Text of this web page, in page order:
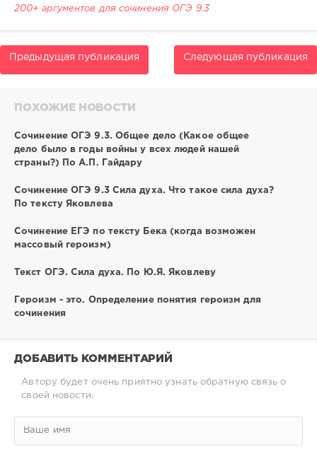
200+ аргументов для сочинения ОГЭ 9.3
Предыдущая публикация Следующая публикация
ПОХОЖИЕ НОВОСТИ
Сочинение ОГЭ 9.3. Общее дело (Какое общее
дело было в годы войны у всех людей нашей
страны?) По А.П. Гайдару
Сочинение ОГЭ 9.3 Сила духа. Что такое сила духа?
По тексту Яковлева
Сочинение ЕГЭ по тексту Бека (когда возможен
массовый героизм)
Текст ОГЭ. Сила духа. По Ю.Я. Яковлеву
Героизм - это. Определение понятия героизм для
сочинения
ДОБАВИТЬ КОММЕНТАРИЙ
Автору будет очень приятно узнать обратную связь о
своей новости.